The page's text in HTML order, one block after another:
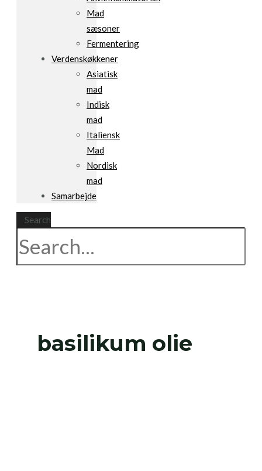
Mad
sæsoner
Fermentering
Verdenskøkkener
Asiatisk
mad
Indisk
mad
Italiensk
Mad
Nordisk
mad
Samarbejde
Search
basilikum olie